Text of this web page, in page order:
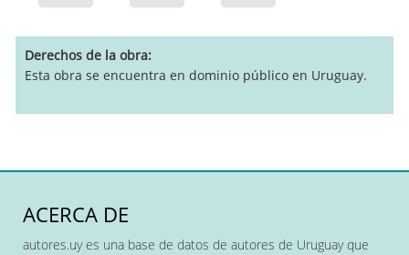
Derechos de la obra
Esta obra se encuentra en dominio público en Uruguay.
ACERCA DE
autores.uy es una base de datos de autores de Uruguay que